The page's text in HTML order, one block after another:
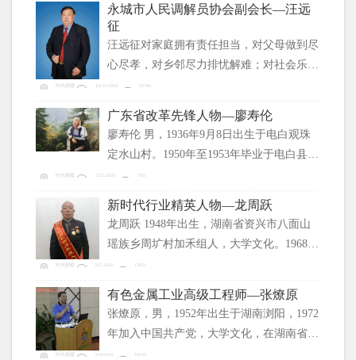
1982年在天津市地毯十四厂国企，只管诊病
开处方。1988年回家务农，一直在为患者服
务。
永城市人民调解员协会副会长—汪远
征
汪远征对家庭拥有责任担当，对父母做到尽
心尽孝，对乡邻尽力排忧解难；对社会乐于
奉献爱心；对国家大建设他更是踊跃参与，
对“位卑犹存报国心”的内涵，做出了精彩诠
释。
10/31/2024 92786
广东省改革先锋人物—廖寿伦
廖寿伦 男，1936年9月8日出生于电白观珠
定水山村。1950年至1953年毕业于电白县三
中，1953年9月参加中国人民解放军。毕业
放军第二政治学校、中国人民解放军政治学
院、中共中央党校。
2/21/2025 7031
新时代行业精英人物—龙周跃
龙周跃 1948年出生，湖南省资兴市八面山
瑶族乡周圹村加禾组人，大学文化。1968年
至1975年当兵参军在云南昆明市，1986年在
回家务农、做手艺；2000年考取国家法律工
作者，在资兴市司法局乾安及星光法律服务
所工作。
9/5/2024 12831
有色金属工业高级工程师—张燎原
张燎原，男，1952年出生于湖南浏阳，1972
年加入中国共产党，大学文化，在湖南省有
色金属工业系统当过翻译、工程师、高级工
9/4/2024 10242